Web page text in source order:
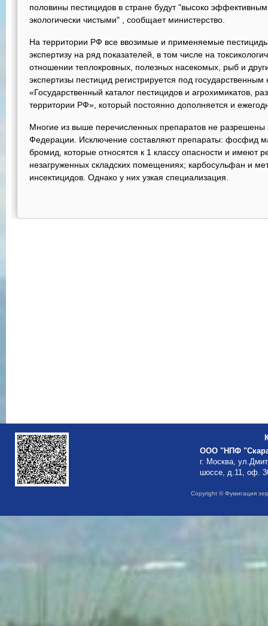
половины пестицидов в стране будут "высоко
экологически чистыми" , сообщает министерство.
На территории РФ все ввозимые и применяемые
экспертизу на ряд показателей, в том числе на
отношении теплокровных, полезных насекомых, рыб и
экспертизы пестицид регистрируется под
«Государственный каталог пестицидов и агрохимикатов,
территории РФ», который постоянно дополняется и
Многие из выше перечисленных препаратов не разрешены
Федерации. Исключение составляют препараты: фосфид
бромид, которые относятся к 1 классу опасности и имеют
незагруженных складских помещениях; карбосульфан и
инсектицидов. Однако у них узкая специализация.
ООО "НПФ
г. Москва,
шоссе, д.11, оф.
Copyright © Фумигация